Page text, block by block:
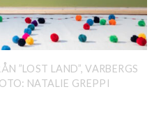
”LOST LAND”, VARBERGS
NATALIE GREPPI